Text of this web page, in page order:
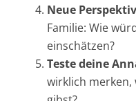
Neue
Familie: Wie
einschätzen?
Teste deine
wirklich merken,